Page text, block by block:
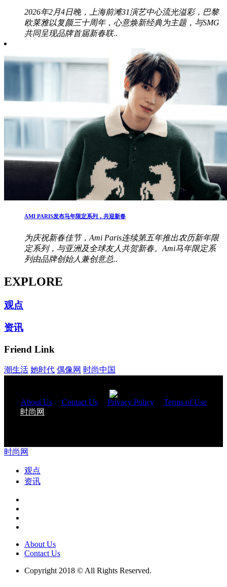
2026年2月4日晚，上海前滩31演艺中心流光溢彩，巴黎
欧莱雅以复颜三十周年，心意焕新经典为主题，与SMG
共同呈现品牌首届新春联..
AMI PARIS发布马年限定系列，共迎新春
为庆祝新春佳节，Ami Paris连续第五年推出农历新年限
定系列，与亚洲及全球友人共贺新春。Ami马年限定系
列由品牌创始人兼创意总..
EXPLORE
观点
资讯
Friend Link
潮生活 她时代 偶像网 时尚中国
About Us| Contact Us| Privacy Policy| Terms of Use
时尚网
时尚网
观点
资讯
About Us
Contact Us
Copyright 2018 © All Rights Reserved.